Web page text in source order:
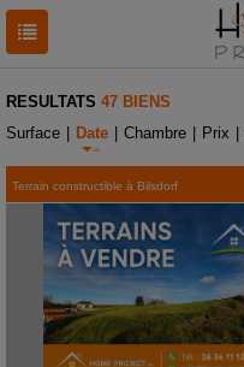
RESULTATS 47 BIENS
Surface
Date Chambre Prix
Terrain constructible à Bilsdorf